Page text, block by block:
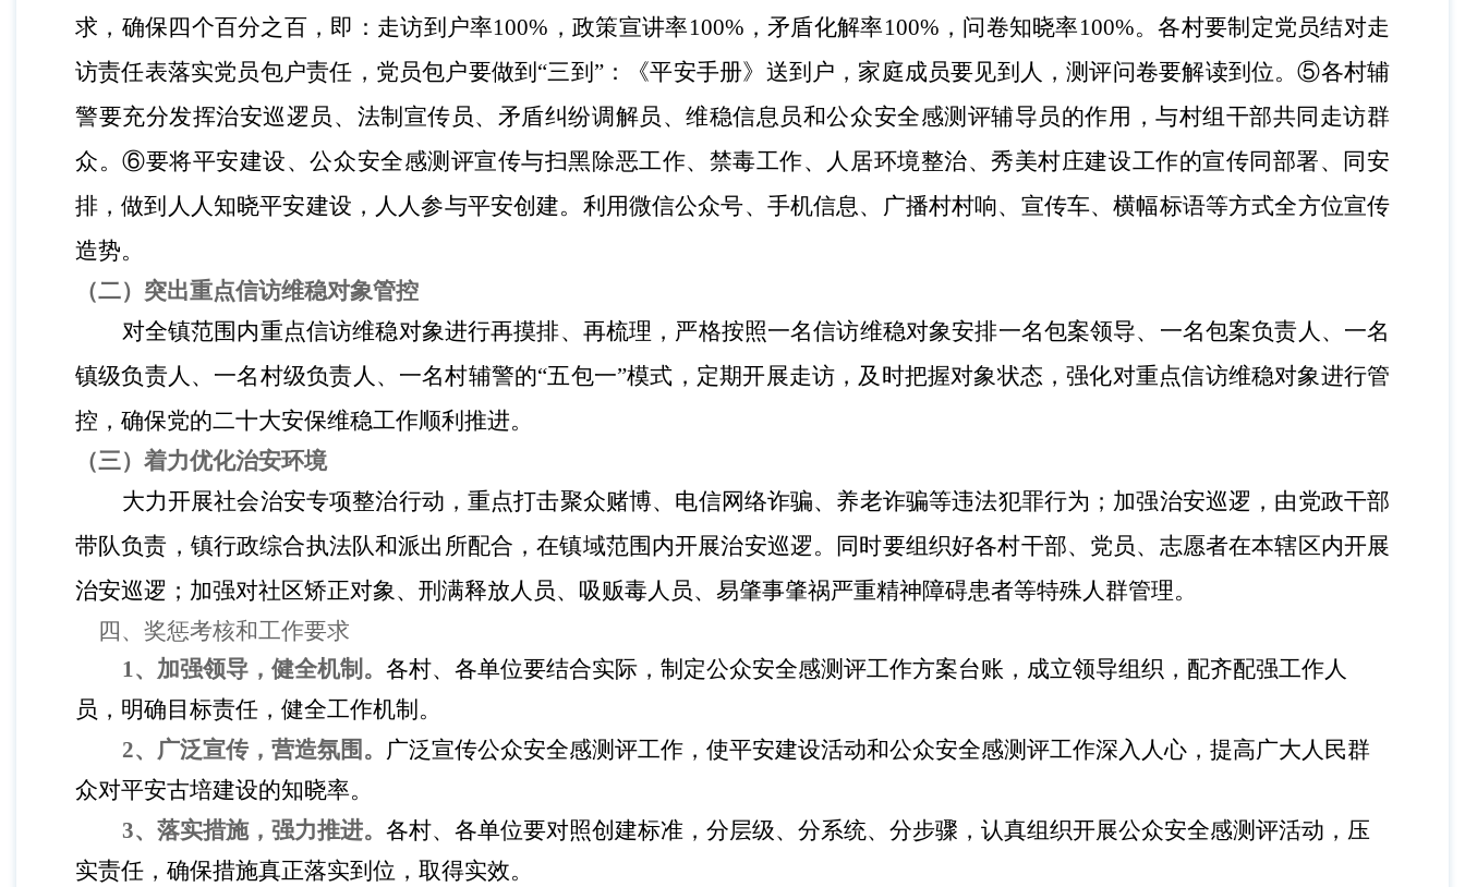
求，确保四个百分之百，即：走访到户率100% ，政策宣讲率100% ，矛盾化解率100% ，问卷知晓率100%。各村要制定党员结对走
访责任表落实党员包户责任，党员包户要做到“三到”：《平安手册》送到户，家庭成员要见到人，测评问卷要解读到位。⑤各村辅
警要充分发挥治安巡逻员、法制宣传员、矛盾纠纷调解员、维稳信息员和公众安全感测评辅导员的作用，与村组干部共同走访群
众。⑥要将平安建设、公众安全感测评宣传与扫黑除恶工作、禁毒工作、人居环境整治、秀美村庄建设工作的宣传同部署、同安
排，做到人人知晓平安建设，人人参与平安创建。利用微信公众号、手机信息、广播村村响、宣传车、横幅标语等方式全方位宣传
造势。
（二） 突出重点信访维稳对象管控
对全镇范围内重点信访维稳对象进行再摸排、再梳理，严格按照一名信访维稳对象安排一名包案领导、一名包案负责人、一名
镇级负责人、一名村级负责人、一名村辅警的“五包一”模式，定期开展走访，及时把握对象状态，强化对重点信访维稳对象进行管
控，确保党的二十大安保维稳工作顺利推进。
（三） 着力优化治安环境
大力开展社会治安专项整治行动，重点打击聚众赌博、电信网络诈骗、养老诈骗等违法犯罪行为；加强治安巡逻，由党政干部
带队负责，镇行政综合执法队和派出所配合，在镇域范围内开展治安巡逻。同时要组织好各村干部、党员、志愿者在本辖区内开展
治安巡逻；加强对社区矫正对象、刑满释放人员、吸贩毒人员、易肇事肇祸严重精神障碍患者等特殊人群管理。
四、奖惩考核和工作要求
1、加强领导，健全机制。各村、各单位要结合实际，制定公众安全感测评工作方案台账，成立领导组织，配齐配强工作人
员，明确目标责任，健全工作机制。
2、广泛宣传，营造氛围。 广泛宣传公众安全感测评工作，使平安建设活动和公众安全感测评工作深入人心，提高广大人民群
众对平安古培建设的知晓率。
3、落实措施，强力推进。各村、各单位要对照创建标准，分层级、分系统、分步骤，认真组织开展公众安全感测评活动，压
实责任，确保措施真正落实到位，取得实效。